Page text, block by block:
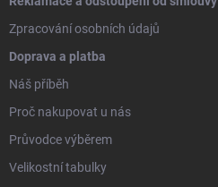
Zpracování osobních údajů
Doprava a platba
Náš příběh
Proč nakupovat u nás
Průvodce výběrem
Velikostní tabulky